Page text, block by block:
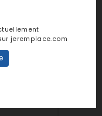
jeremplace.com